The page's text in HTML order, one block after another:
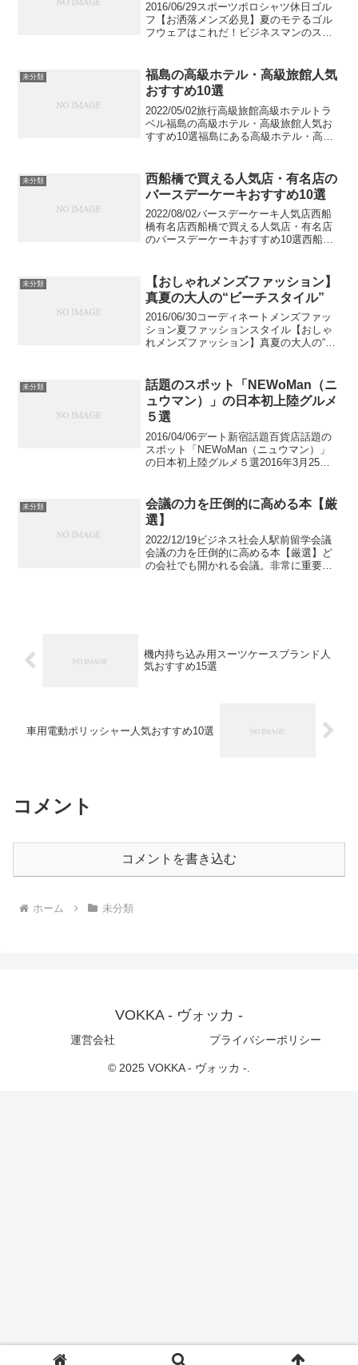
2016/06/29スポーツポロシャツ休日ゴル
フ【お洒落メンズ必見】夏のモテるゴル
フウェアはこれだ！ビジネスマンのスポ
男性は多いですよね。今回は、夏のゴル
フにぴったりな...
未分類
福島の高級ホテル・高級旅館人気
おすすめ10選
2022/05/02旅行高級旅館高級ホテルトラ
ベル福島の高級ホテル・高級旅館人気お
すすめ10選福島にある高級ホテル・高級
有形無形の文化財など、訪れたいスポッ
トが県内各地...
未分類
西船橋で買える人気店・有名店の
バースデーケーキおすすめ10選
2022/08/02バースデーケーキ人気店西船
橋有名店西船橋で買える人気店・有名店
のバースデーケーキおすすめ10選西船橋
人のお誕生日をお祝いする場に欠かすこ
とができない...
未分類
【おしゃれメンズファッション】
真夏の大人の“ビーチスタイル”
2016/06/30コーディネートメンズファッ
ション夏ファッションスタイル【おしゃ
れメンズファッション】真夏の大人の“ビ
ーチが似合うコーディネートといった
ら、チェック...
未分類
話題のスポット「NEWoMan（ニ
ュウマン）」の日本初上陸グルメ
５選
2016/04/06デート新宿話題百貨店話題の
スポット「NEWoMan（ニュウマン）」
の日本初上陸グルメ５選2016年3月25
雑誌でも数多く取り上げられ、すでに話
題...
未分類
会議の力を圧倒的に高める本【厳
選】
2022/12/19ビジネス社会人駅前留学会議
会議の力を圧倒的に高める本【厳選】ど
の会社でも開かれる会議。非常に重要な
機内持ち込み用スーツケースブランド人
気おすすめ15選
車用電動ポリッシャー人気おすすめ10選
コメント
コメントを書き込む
ホーム 未分類
VOKKA - ヴォッカ -
運営会社 プライバシーポリシー
© 2025 VOKKA - ヴォッカ -.